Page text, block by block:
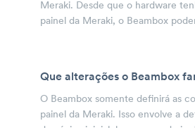
Meraki. Desde que o hardware
painel da Meraki, o Beambox
Que alterações o Beambox
O Beambox somente definirá as
painel da Meraki. Isso envolve a